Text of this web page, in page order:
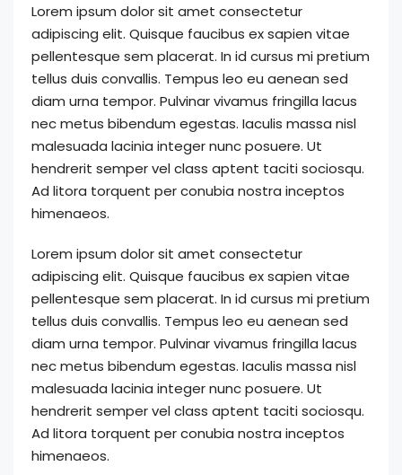
Lorem ipsum dolor sit amet consectetur
adipiscing elit. Quisque faucibus ex sapien vitae
pellentesque sem placerat. In id cursus mi pretium
tellus duis convallis. Tempus leo eu aenean sed
diam urna tempor. Pulvinar vivamus fringilla lacus
nec metus bibendum egestas. Iaculis massa nisl
malesuada lacinia integer nunc posuere. Ut
hendrerit semper vel class aptent taciti sociosqu.
Ad litora torquent per conubia nostra inceptos
himenaeos.
Lorem ipsum dolor sit amet consectetur
adipiscing elit. Quisque faucibus ex sapien vitae
pellentesque sem placerat. In id cursus mi pretium
tellus duis convallis. Tempus leo eu aenean sed
diam urna tempor. Pulvinar vivamus fringilla lacus
nec metus bibendum egestas. Iaculis massa nisl
malesuada lacinia integer nunc posuere. Ut
hendrerit semper vel class aptent taciti sociosqu.
Ad litora torquent per conubia nostra inceptos
himenaeos.